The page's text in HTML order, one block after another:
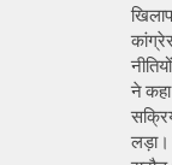
ने
लड़ा।